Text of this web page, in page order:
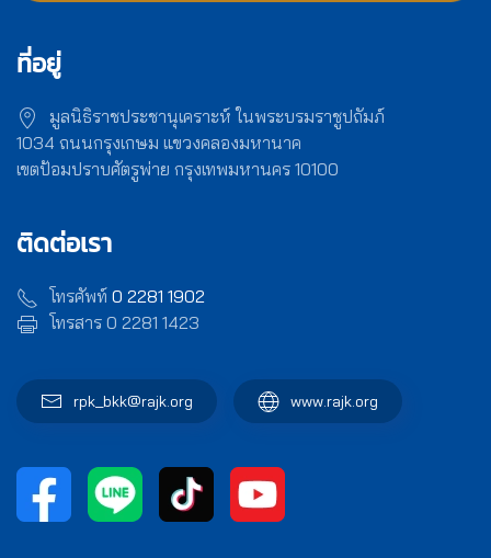
ที่อยู่
มูลนิธิราชประชานุเคราะห์ ในพระบรมราชูปถัมภ์
1034 ถนนกรุงเกษม แขวงคลองมหานาค
เขตป้อมปราบศัตรูพ่าย กรุงเทพมหานคร 10100
ติดต่อเรา
โทรศัพท์ 0 2281 1902
โทรสาร 0 2281 1423
rpk_bkk@rajk.org www.rajk.org